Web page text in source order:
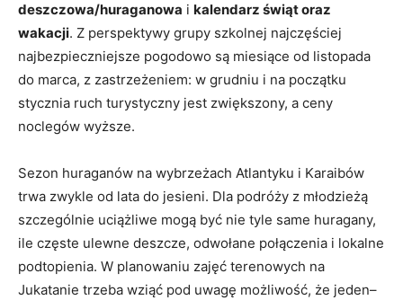
deszczowa/huraganowa i kalendarz świąt oraz
wakacji. Z perspektywy grupy szkolnej najczęściej
najbezpieczniejsze pogodowo są miesiące od listopada
do marca, z zastrzeżeniem: w grudniu i na początku
stycznia ruch turystyczny jest zwiększony, a ceny
noclegów wyższe.
Sezon huraganów na wybrzeżach Atlantyku i Karaibów
trwa zwykle od lata do jesieni. Dla podróży z młodzieżą
szczególnie uciążliwe mogą być nie tyle same huragany,
ile częste ulewne deszcze, odwołane połączenia i lokalne
podtopienia. W planowaniu zajęć terenowych na
Jukatanie trzeba wziąć pod uwagę możliwość, że jeden–